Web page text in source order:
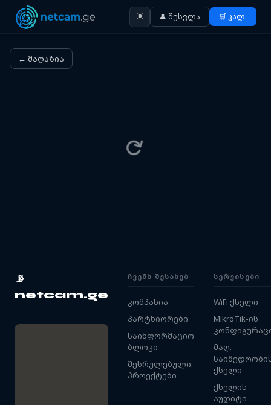
☀️ 👤 შესვლა 🛒 კალ.
← მაღაზია
⟳
📡
netcam.ge
ᲩᲕᲔᲜᲡ ᲨᲔᲡᲐᲮᲔᲑ
კომპანია
პარტნიორები
საინფორმაციო
ბლოკი
შესრულებული
პროექტები
ᲡᲔᲠᲕᲘᲡᲔᲑᲘ
WiFi ქსელი
MikroTik-ის
მაღ.
ქსელი
ქსელის
აუდიტი